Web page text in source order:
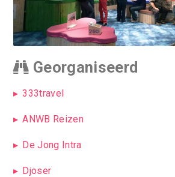
Georganiseerd
333travel
ANWB Reizen
De Jong Intra
Djoser